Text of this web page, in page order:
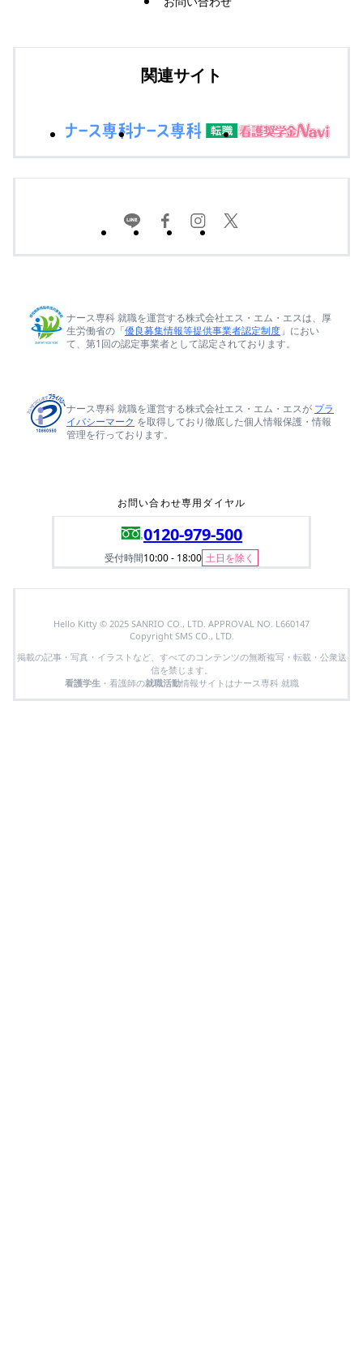
関連サイト
ナース専科 就職を運営する株式会社エス・エム・エスは、厚
生労働省の「優良募集情報等提供事業者認定制度 」におい
て、第1回の認定事業者として認定されております。
ナース専科 就職を運営する株式会社エス・エム・エスが プラ
イバシーマーク を取得しており徹底した個人情報保護・情報
管理を行っております。
お問い合わせ専用ダイヤル
0120-979-500
受付時間10:00 - 18:00 土日を除く
Hello Kitty © 2025 SANRIO CO., LTD. APPROVAL NO. L660147
Copyright SMS CO., LTD.
掲載の記事・写真・イラストなど、すべてのコンテンツの無断複写・転載・公衆送
信を禁じます。
看護学生・看護師の就職活動情報サイトはナース専科 就職